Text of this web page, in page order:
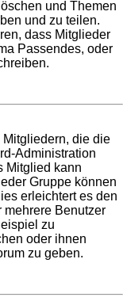
und Themen
und zu teilen.
dass Mitglieder
Passendes, oder
die die
Administration
Mitglied kann
Gruppe können
erleichtert es den
mehrere Benutzer
zu
oder ihnen
zu geben.